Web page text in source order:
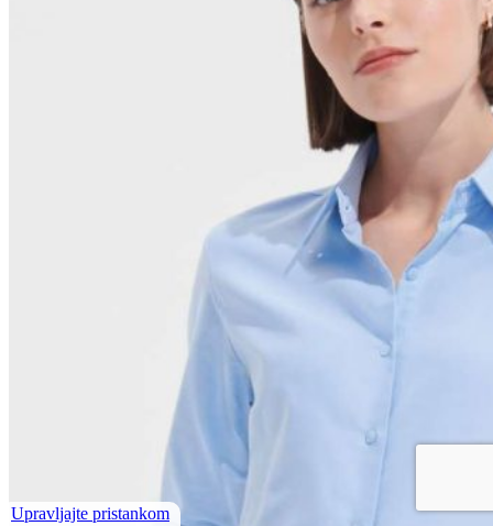
Upravljajte pristankom